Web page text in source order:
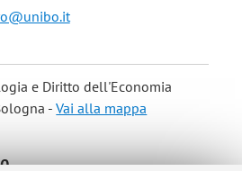
e Diritto dell'Economia
-Vai alla mappa